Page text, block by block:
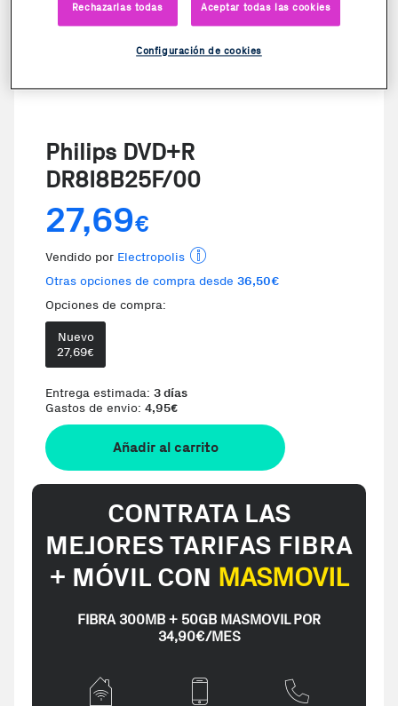
Philips DVD+R
DR8I8B25F/00
27,69€
Vendido por Electropolis
Otras opciones de compra desde 36,50€
Opciones de compra:
Nuevo
27,69€
Entrega estimada: 3 días
Gastos de envio: 4,95€
Añadir al carrito
CONTRATA LAS
MEJORES TARIFAS FIBRA
+ MÓVIL CON MASMOVIL
FIBRA 300MB + 50GB MASMOVIL POR
34,90€/MES
Rechazarlas todas Aceptar todas las cookies
Configuración de cookies